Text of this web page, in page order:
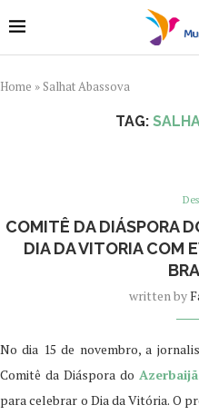
Home » Salhat Abassova
TAG:
COMITÊ DA DIÁSPORA
DIA DA VITORIA COM
written by
No dia 15 de novembro, a
Comitê da Diáspora do
para celebrar o Dia da Vitória. O